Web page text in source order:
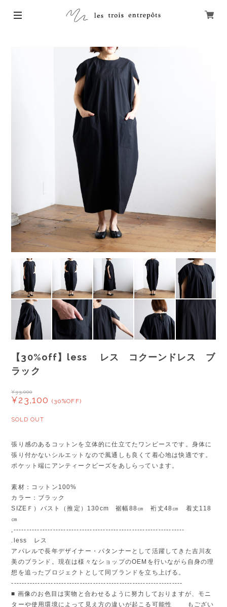
【30%off】less レス コクーンドレス ブ
ラック
¥33,000
¥23,100 (30%OFF)
SOLD OUT
張り感のあるコットンを立体的に仕立てたワンピースです。身体に
張り付かないシルエットなので風通しも良くて着心地は快適です。
ポケット端にアンティークビーズをあしらっています。
素材：コットン100%
カラー：ブラック
SIZEＦ）バスト（推定）130cm 裾幅88㎝ 裄丈48㎝ 着丈118
㎝
,-----------------------------------------------------------------
.less レス
アパレルで長年デザイナー・パタンナーとして活躍してきた吉川友
美のブランド。現在は様々なショップのOEMを行いながら自身の理
想を追ったプロジェクトとして同ブランドを立ち上げる。
-----------------------------------------------------------------
■ 画像のお色目は実物と合わせるように努力しておりますが、モニ
ターや使用環境によって見え方の違いが起こる可能性 もござい